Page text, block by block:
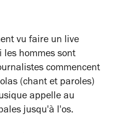
vu faire un live
les hommes sont
commencent
(chant et paroles)
appelle au
jusqu'à l'os.